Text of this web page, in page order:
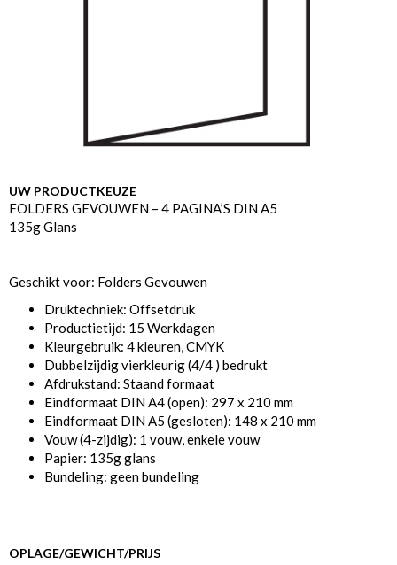
UW PRODUCTKEUZE
FOLDERS GEVOUWEN – 4 PAGINA’S DIN A5
135g Glans
Geschikt voor: Folders Gevouwen
Druktechniek: Offsetdruk
Productietijd: 15 Werkdagen
Kleurgebruik: 4 kleuren, CMYK
Dubbelzijdig vierkleurig (4/4 ) bedrukt
Afdrukstand: Staand formaat
Eindformaat DIN A4 (open): 297 x 210 mm
Eindformaat DIN A5 (gesloten): 148 x 210 mm
Vouw (4-zijdig): 1 vouw, enkele vouw
Papier: 135g glans
Bundeling: geen bundeling
OPLAGE/GEWICHT/PRIJS